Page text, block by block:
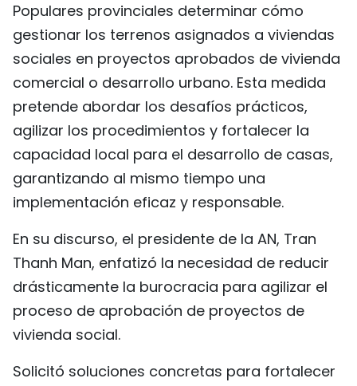
Populares provinciales determinar cómo
gestionar los terrenos asignados a viviendas
sociales en proyectos aprobados de vivienda
comercial o desarrollo urbano. Esta medida
pretende abordar los desafíos prácticos,
agilizar los procedimientos y fortalecer la
capacidad local para el desarrollo de casas,
garantizando al mismo tiempo una
implementación eficaz y responsable.
En su discurso, el presidente de la AN, Tran
Thanh Man, enfatizó la necesidad de reducir
drásticamente la burocracia para agilizar el
proceso de aprobación de proyectos de
vivienda social.
Solicitó soluciones concretas para fortalecer